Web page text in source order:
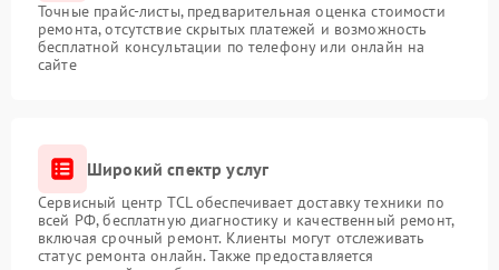
Точные прайс-листы, предварительная оценка стоимости
ремонта, отсутствие скрытых платежей и возможность
бесплатной консультации по телефону или онлайн на
сайте
Широкий спектр услуг
Сервисный центр TCL обеспечивает доставку техники по
всей РФ, бесплатную диагностику и качественный ремонт,
включая срочный ремонт. Клиенты могут отслеживать
статус ремонта онлайн. Также предоставляется